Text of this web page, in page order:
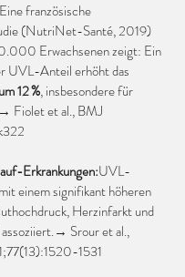
Eine französische
(NutriNet-Santé, 2019)
Erwachsenen zeigt: Ein
UVL-Anteil erhöht das
12 %, insbesondere für
Fiolet et al., BMJ
Erkrankungen:UVL-
einem signifikant höheren
Herzinfarkt und
assoziiert.→ Srour et al.,
1531